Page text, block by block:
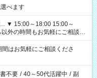
べます
はお気軽にご相談くださ
不要 / 40～50代活躍中 / 副